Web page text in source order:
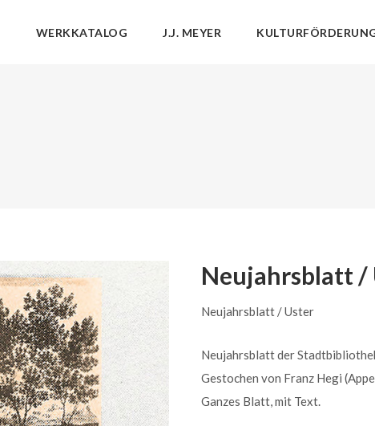
WERKKATALOG J.J. MEYER
Neujahrsblatt /
Neujahrsblatt / Uster
Neujahrsblatt der
Gestochen von Franz Hegi
Ganzes Blatt, mit Text.